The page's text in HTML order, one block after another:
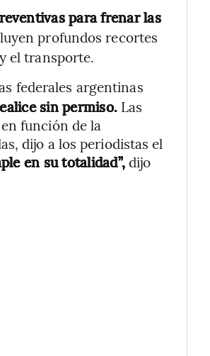
para frenar las
profundos recortes
el transporte.
federales argentinas
sin permiso. Las
función de la
dijo a los periodistas el
en su totalidad”,dijo